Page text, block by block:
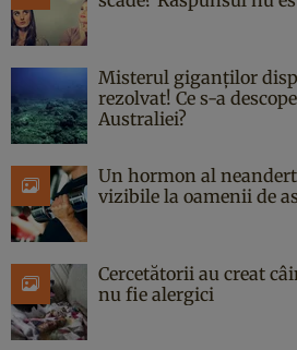
Misterul giganților
rezolvat! Ce s-a
Australiei?
Un hormon al
vizibile la oamenii de
Cercetătorii au creat
nu fie alergici